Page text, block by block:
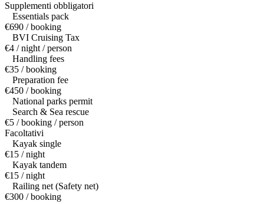
Supplementi obbligatori
Essentials pack
€690 / booking
BVI Cruising Tax
€4 / night / person
Handling fees
€35 / booking
Preparation fee
€450 / booking
National parks permit
Search & Sea rescue
€5 / booking / person
Facoltativi
Kayak single
€15 / night
Kayak tandem
€15 / night
Railing net (Safety net)
€300 / booking